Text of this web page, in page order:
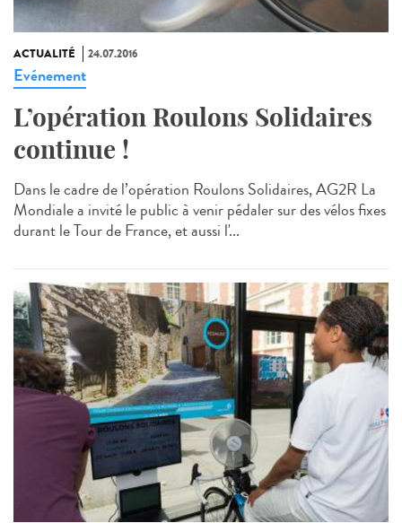
ACTUALITÉ 24.07.2016
Evénement
L’opération Roulons Solidaires
continue !
Dans le cadre de l’opération Roulons Solidaires, AG2R La
Mondiale a invité le public à venir pédaler sur des vélos fixes
durant le Tour de France, et aussi l'...